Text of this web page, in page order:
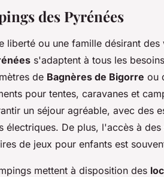
des Pyrénées
ou une famille désirant des
s'adaptent à tous les
de Bagnères de Bigorre ou
pour tentes, caravanes et
un séjour agréable, avec des
De plus, l'accès à des
de jeux pour enfants est
mettent à disposition des